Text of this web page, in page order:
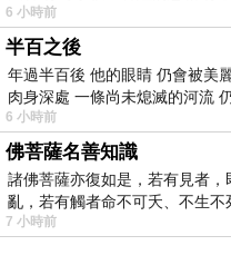
6 小時前
半百之後
年過半百後 他的眼睛 仍會被美
肉身深處 一條尚未熄滅的河流
6 小時前
佛菩薩名善知識
諸佛菩薩亦復如是，若有見者
亂，若有觸者命不可夭、不生
受
7 小時前